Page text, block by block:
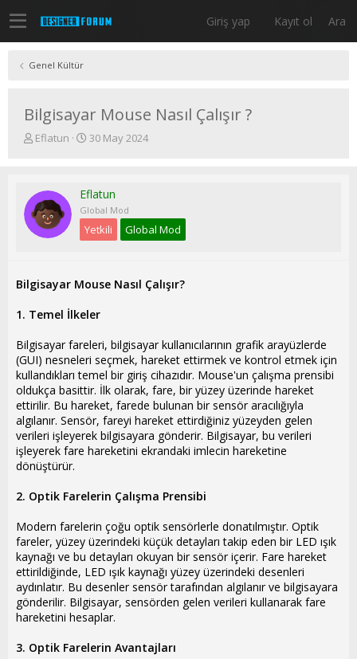
Giriş yap Kayıt ol Ara
Genel Kültür
Bilgisayar Mouse Nasıl Çalışır ?
K
y
u
b
a
a
t
a
n
Eflatun
B
a
n
g
a
h
i
30 May 2024
Eflatun
Global Mod
Yetkili Global Mod
Bilgisayar Mouse Nasıl Çalışır?
1. Temel İlkeler
Bilgisayar fareleri, bilgisayar kullanıcılarının grafik arayüzlerde
(GUI) nesneleri seçmek, hareket ettirmek ve kontrol etmek için
kullandıkları temel bir giriş cihazıdır. Mouse'un çalışma prensibi
oldukça basittir. İlk olarak, fare, bir yüzey üzerinde hareket
ettirilir. Bu hareket, farede bulunan bir sensör aracılığıyla
algılanır. Sensör, fareyi hareket ettirdiğiniz yüzeyden gelen
verileri işleyerek bilgisayara gönderir. Bilgisayar, bu verileri
işleyerek fare hareketini ekrandaki imlecin hareketine
dönüştürür.
2. Optik Farelerin Çalışma Prensibi
Modern farelerin çoğu optik sensörlerle donatılmıştır. Optik
fareler, yüzey üzerindeki küçük detayları takip eden bir LED ışık
kaynağı ve bu detayları okuyan bir sensör içerir. Fare hareket
ettirildiğinde, LED ışık kaynağı yüzey üzerindeki desenleri
aydınlatır. Bu desenler sensör tarafından algılanır ve bilgisayara
gönderilir. Bilgisayar, sensörden gelen verileri kullanarak fare
hareketini hesaplar.
3. Optik Farelerin Avantajları